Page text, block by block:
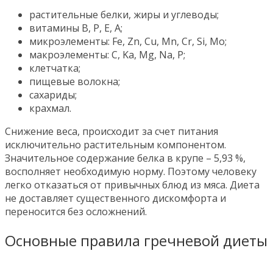
растительные белки, жиры и углеводы;
витамины В, Р, Е, А;
микроэлементы: Fe, Zn, Cu, Mn, Cr, Si, Mo;
макроэлементы: C, Ka, Mg, Na, P;
клетчатка;
пищевые волокна;
сахариды;
крахмал.
Снижение веса, происходит за счет питания
исключительно растительным компонентом.
Значительное содержание белка в крупе – 5,93 %,
восполняет необходимую норму. Поэтому человеку
легко отказаться от привычных блюд из мяса. Диета
не доставляет существенного дискомфорта и
переносится без осложнений.
Основные правила гречневой диеты